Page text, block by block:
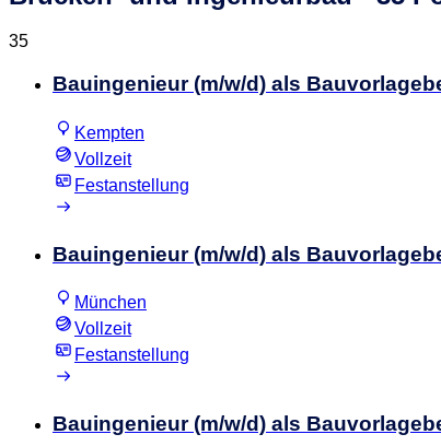
35
Bauingenieur (m/w/d) als
Kempten
Vollzeit
Festanstellung
Bauingenieur (m/w/d) als
München
Vollzeit
Festanstellung
Bauingenieur (m/w/d) als